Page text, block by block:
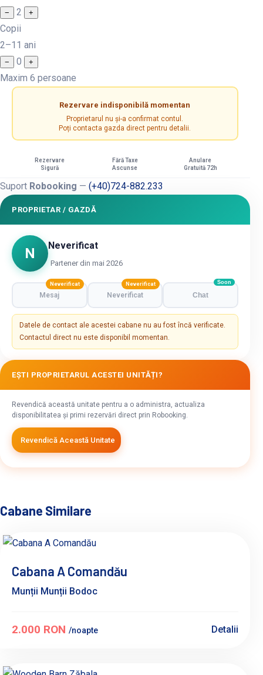
− 2 +
Copii
2–11 ani
− 0 +
Maxim 6 persoane
Rezervare indisponibilă momentan
Proprietarul nu și-a confirmat contul.
Poți contacta gazda direct pentru detalii.
Rezervare
Sigură
Fără Taxe
Ascunse
Anulare
Gratuită 72h
Suport Robooking — (+40)724-882.233
PROPRIETAR / GAZDĂ
N Neverificat
Partener din mai 2026
Mesaj
Neverificat
Neverificat
Neverificat
Chat
Soon
Datele de contact ale acestei cabane nu au fost încă verificate.
Contactul direct nu este disponibil momentan.
EȘTI PROPRIETARUL ACESTEI UNITĂȚI?
Revendică această unitate pentru a o administra, actualiza
disponibilitatea și primi rezervări direct prin Robooking.
Revendică Această Unitate
Cabane Similare
Cabana A Comandău
Munții Munții Bodoc
2.000 RON /noapte Detalii